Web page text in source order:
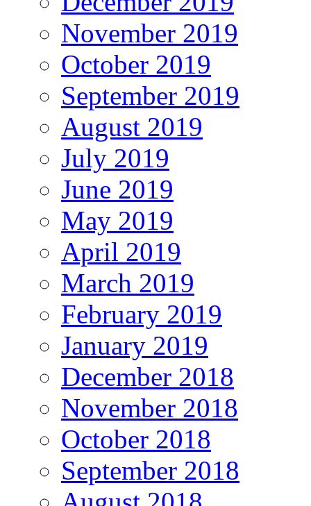
November 2019
October 2019
September 2019
August 2019
July 2019
June 2019
May 2019
April 2019
March 2019
February 2019
January 2019
December 2018
November 2018
October 2018
September 2018